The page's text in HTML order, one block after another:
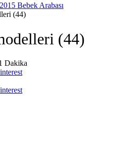
2015 Bebek Arabası
(44)
(44)
Dakika